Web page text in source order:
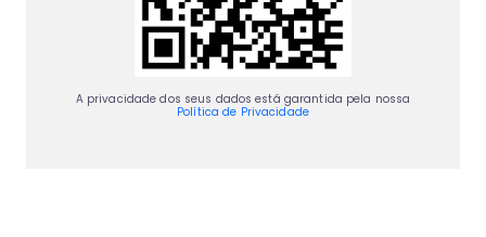
A privacidade dos seus dados está garantida pela nossa
Política de Privacidade